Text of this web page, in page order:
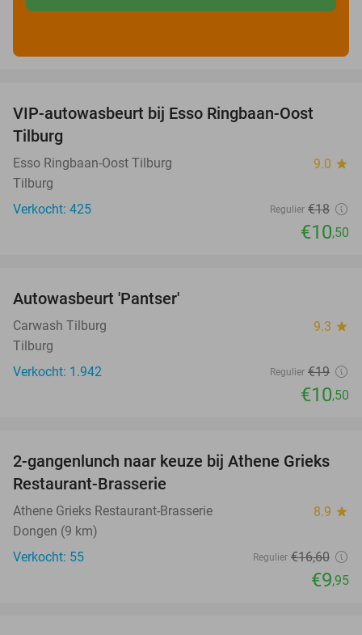
42%
VIP-autowasbeurt bij Esso Ringbaan-Oost
Tilburg
Esso Ringbaan-Oost Tilburg 9.0 star
Tilburg
Verkocht: 425
Regulier €18
€10,50
Autowasbeurt 'Pantser'
Carwash Tilburg 9.3 star
Tilburg
Verkocht: 1.942
Regulier €19
€10,50
40%
2-gangenlunch naar keuze bij Athene Grieks
Restaurant-Brasserie
Athene Grieks Restaurant-Brasserie 8.9 star
Dongen (9 km)
Verkocht: 55
Regulier €16,60
€9,95